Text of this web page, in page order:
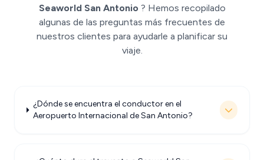
Seaworld San Antonio ? Hemos recopilado
algunas de las preguntas más frecuentes de
nuestros clientes para ayudarle a planificar su
viaje.
¿Dónde se encuentra el conductor en el
Aeropuerto Internacional de San Antonio?